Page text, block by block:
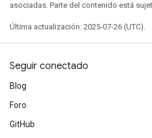
asociadas. Parte del contenido está
Última actualización: 2025-07-26 (UTC).
Seguir conectado
Blog
Foro
GitHub